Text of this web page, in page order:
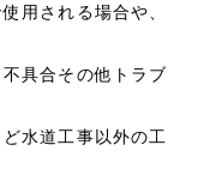
用される場合や、
具合その他トラブ
水道工事以外の工